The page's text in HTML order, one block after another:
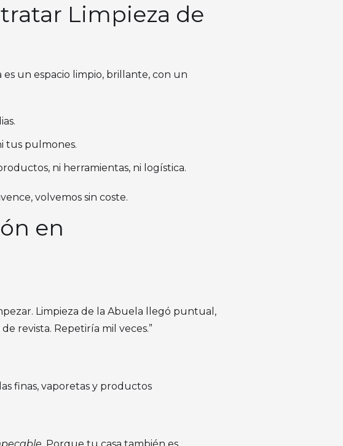
Limpieza de
un espacio limpio, brillante, con un
tus pulmones.
ni herramientas, ni logística.
volvemos sin coste.
en
Limpieza de la Abuela llegó puntual,
revista. Repetiría mil veces.”
finas, vaporetas y productos